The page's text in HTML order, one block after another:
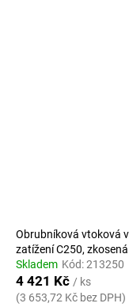
Obrubníková vtoková
zatížení C250, zkosená
Skladem Kód:213250
4 421 Kč / ks
(3 653,72 Kč bez DPH)